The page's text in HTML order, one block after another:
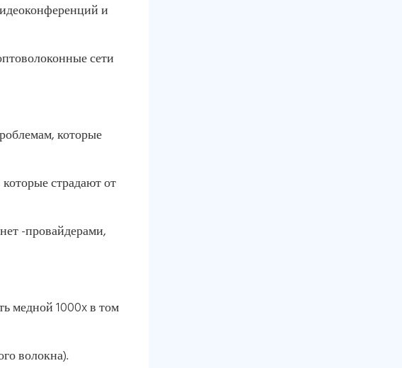
и
сети
которые
страдают от
-провайдерами,
медной 1000x в том
волокна).